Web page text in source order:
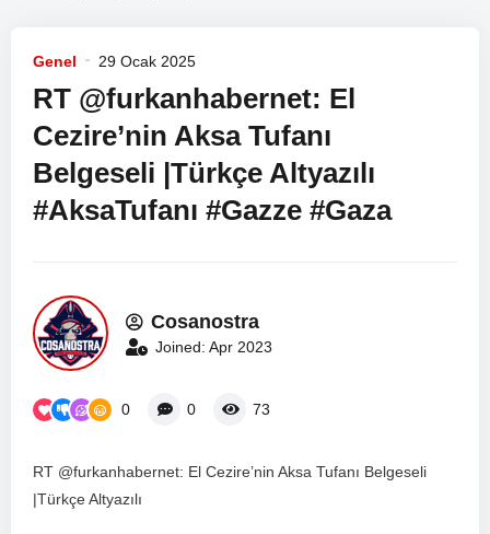
Genel 29 Ocak 2025
RT @furkanhabernet: El
Cezire’nin Aksa Tufanı
Belgeseli |Türkçe Altyazılı
#AksaTufanı #Gazze #Gaza
Cosanostra
Joined: Apr 2023
0 0 73
RT @furkanhabernet: El Cezire’nin Aksa Tufanı Belgeseli
|Türkçe Altyazılı